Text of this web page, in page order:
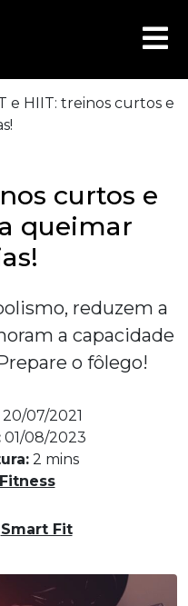
e HIIT: treinos curtos e
curtos e
queimar
reduzem a
a capacidade
o fôlego!
20/07/2021
01/08/2023
2 mins
Fitness
Smart Fit